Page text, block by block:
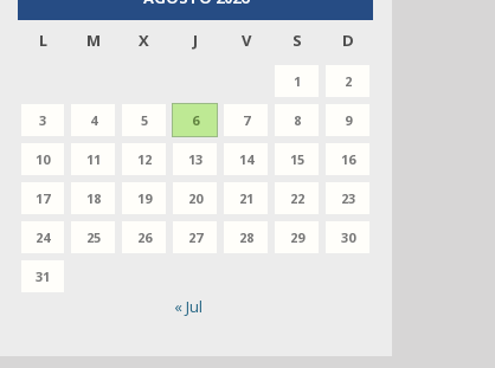
L
M X J V S D
1 2
3 4 5 6 7 8 9
10 11 12 13 14 15 16
17 18 19 20 21 22 23
24 25 26 27 28 29 30
31
« Jul